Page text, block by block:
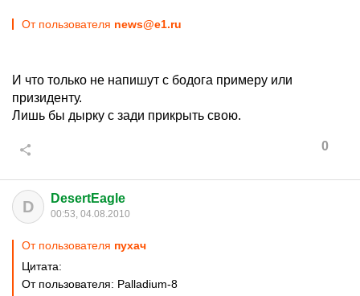
От пользователя news@e1.ru
И что только не напишут с бодога примеру или
призиденту.
Лишь бы дырку с зади прикрыть свою.
0
D DesertEagle
00:53, 04.08.2010
От пользователя пухач
Цитата:
От пользователя: Palladium-8